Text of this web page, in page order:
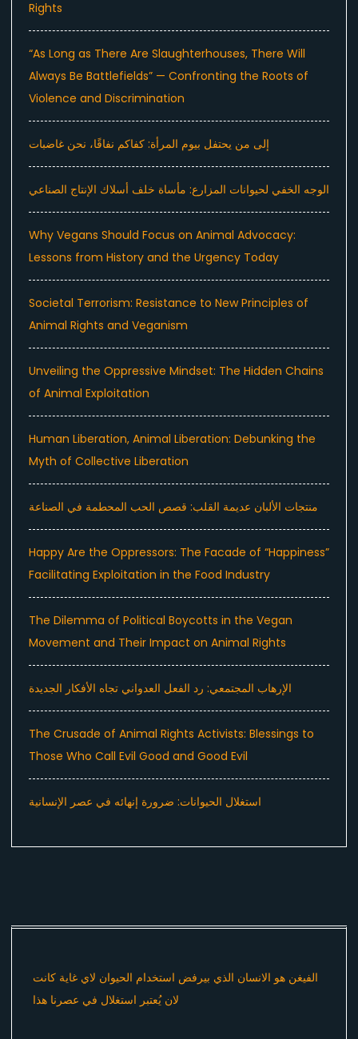
Rights
“As Long as There Are Slaughterhouses, There Will
Always Be Battlefields” — Confronting the Roots of
Violence and Discrimination
إلى من يحتفل بيوم المرأة: كفاكم نفاقًا، نحن غاضبات
الوجه الخفي لحيوانات المزارع: مأساة خلف أسلاك الإنتاج الصناعي
Why Vegans Should Focus on Animal Advocacy:
Lessons from History and the Urgency Today
Societal Terrorism: Resistance to New Principles of
Animal Rights and Veganism
Unveiling the Oppressive Mindset: The Hidden Chains
of Animal Exploitation
Human Liberation, Animal Liberation: Debunking the
Myth of Collective Liberation
منتجات الألبان عديمة القلب: قصص الحب المحطمة في الصناعة
Happy Are the Oppressors: The Facade of “Happiness”
Facilitating Exploitation in the Food Industry
The Dilemma of Political Boycotts in the Vegan
Movement and Their Impact on Animal Rights
الإرهاب المجتمعي: رد الفعل العدواني تجاه الأفكار الجديدة
The Crusade of Animal Rights Activists: Blessings to
Those Who Call Evil Good and Good Evil
استغلال الحيوانات: ضرورة إنهائه في عصر الإنسانية
الفيغن هو الانسان الذي بيرفض استخدام الحيوان لاي غاية كانت